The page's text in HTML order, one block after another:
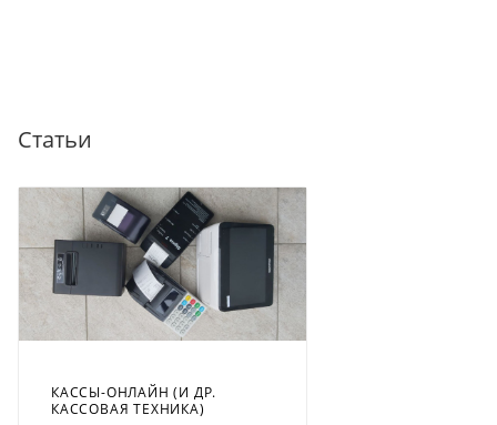
Статьи
КАССЫ-ОНЛАЙН (И ДР.
КАССОВАЯ ТЕХНИКА)